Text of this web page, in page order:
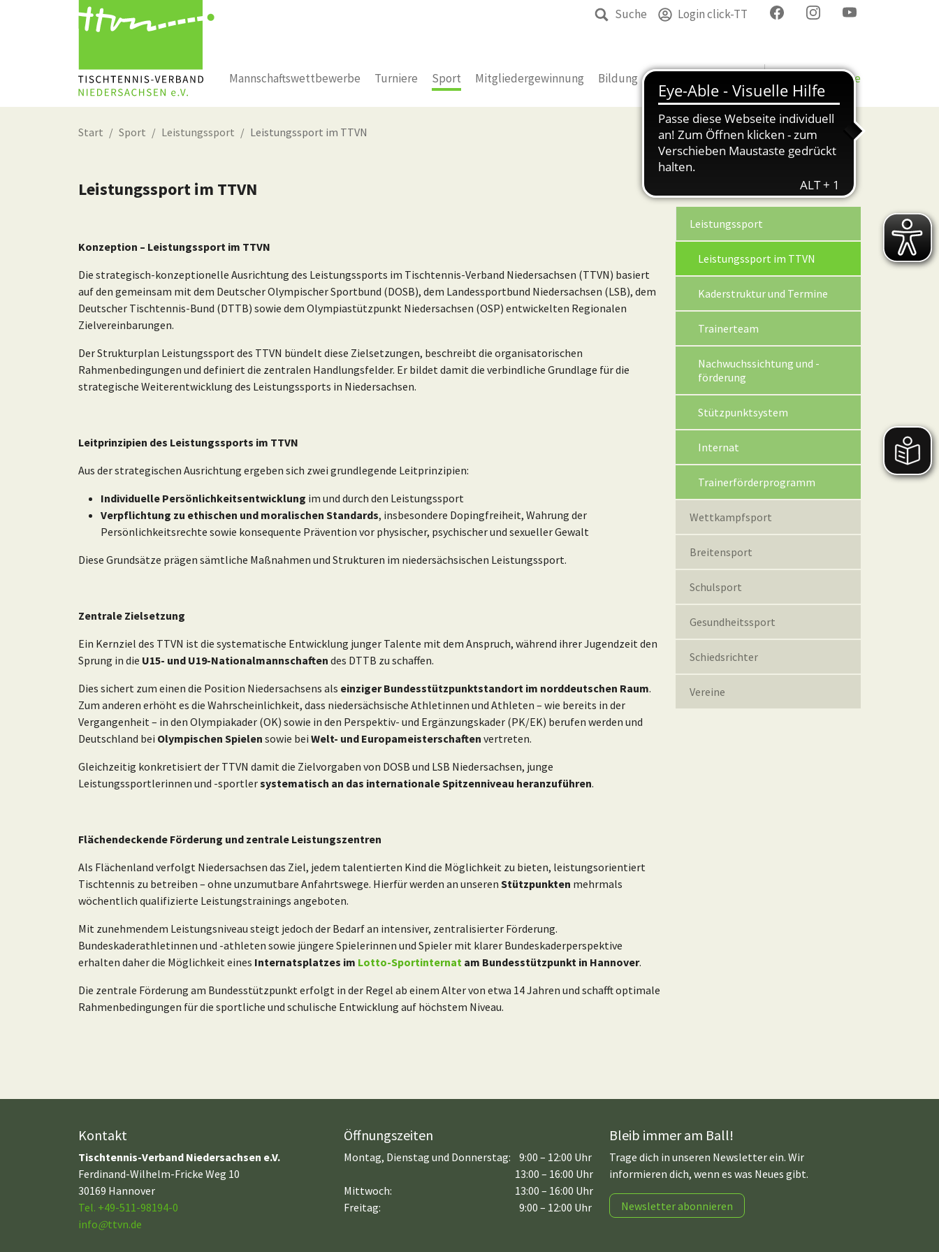
Suche Login click-TT
Mannschaftswettbewerbe Turniere Sport Mitgliedergewinnung Bildung Bezirke & Kreise
Start Sport Leistungssport Leistungssport im TTVN
Leistungssport im TTVN
Konzeption – Leistungssport im TTVN
Die strategisch-konzeptionelle Ausrichtung des Leistungssports im Tischtennis-Verband Niedersachsen (TTVN) basiert
auf den gemeinsam mit dem Deutscher Olympischer Sportbund (DOSB), dem Landessportbund Niedersachsen (LSB), dem
Deutscher Tischtennis-Bund (DTTB) sowie dem Olympiastützpunkt Niedersachsen (OSP) entwickelten Regionalen
Zielvereinbarungen.
Der Strukturplan Leistungssport des TTVN bündelt diese Zielsetzungen, beschreibt die organisatorischen
Rahmenbedingungen und definiert die zentralen Handlungsfelder. Er bildet damit die verbindliche Grundlage für die
strategische Weiterentwicklung des Leistungssports in Niedersachsen.
Leitprinzipien des Leistungssports im TTVN
Aus der strategischen Ausrichtung ergeben sich zwei grundlegende Leitprinzipien:
Individuelle Persönlichkeitsentwicklung im und durch den Leistungssport
Verpflichtung zu ethischen und moralischen Standards, insbesondere Dopingfreiheit, Wahrung der
Persönlichkeitsrechte sowie konsequente Prävention vor physischer, psychischer und sexueller Gewalt
Diese Grundsätze prägen sämtliche Maßnahmen und Strukturen im niedersächsischen Leistungssport.
Zentrale Zielsetzung
Ein Kernziel des TTVN ist die systematische Entwicklung junger Talente mit dem Anspruch, während ihrer Jugendzeit den
Sprung in die U15- und U19-Nationalmannschaften des DTTB zu schaffen.
Dies sichert zum einen die Position Niedersachsens als einziger Bundesstützpunktstandort im norddeutschen Raum.
Zum anderen erhöht es die Wahrscheinlichkeit, dass niedersächsische Athletinnen und Athleten – wie bereits in der
Vergangenheit – in den Olympiakader (OK) sowie in den Perspektiv- und Ergänzungskader (PK/EK) berufen werden und
Deutschland bei Olympischen Spielen sowie bei Welt- und Europameisterschaften vertreten.
Gleichzeitig konkretisiert der TTVN damit die Zielvorgaben von DOSB und LSB Niedersachsen, junge
Leistungssportlerinnen und -sportlersystematisch an das internationale Spitzenniveau heranzuführen.
Flächendeckende Förderung und zentrale Leistungszentren
Als Flächenland verfolgt Niedersachsen das Ziel, jedem talentierten Kind die Möglichkeit zu bieten, leistungsorientiert
Tischtennis zu betreiben – ohne unzumutbare Anfahrtswege. Hierfür werden an unseren Stützpunkten mehrmals
wöchentlich qualifizierte Leistungstrainings angeboten.
Mit zunehmendem Leistungsniveau steigt jedoch der Bedarf an intensiver, zentralisierter Förderung.
Bundeskaderathletinnen und -athleten sowie jüngere Spielerinnen und Spieler mit klarer Bundeskaderperspektive
erhalten daher die Möglichkeit eines Internatsplatzes im Lotto-Sportinternat am Bundesstützpunkt in Hannover.
Die zentrale Förderung am Bundesstützpunkt erfolgt in der Regel ab einem Alter von etwa 14 Jahren und schafft optimale
Rahmenbedingungen für die sportliche und schulische Entwicklung auf höchstem Niveau.
Leistungssport
Leistungssport im TTVN
Kaderstruktur und Termine
Trainerteam
Nachwuchssichtung und -
förderung
Stützpunktsystem
Internat
Trainerförderprogramm
Wettkampfsport
Breitensport
Schulsport
Gesundheitssport
Schiedsrichter
Vereine
Kontakt
Tischtennis-Verband Niedersachsen e.V.
Ferdinand-Wilhelm-Fricke Weg 10
30169 Hannover
Tel. +49-511-98194-0
info@ttvn.de
Öffnungszeiten
Montag, Dienstag und Donnerstag:
9:00 – 12:00 Uhr
13:00 – 16:00 Uhr
Mittwoch:
Freitag:
13:00 – 16:00 Uhr
9:00 – 12:00 Uhr
Bleib immer am Ball!
Trage dich in unseren Newsletter ein. Wir
informieren dich, wenn es was Neues gibt.
Newsletter abonnieren